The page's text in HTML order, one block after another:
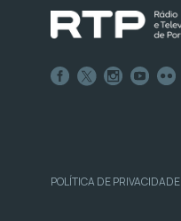
POLÍTICA DE PRIVACIDADE